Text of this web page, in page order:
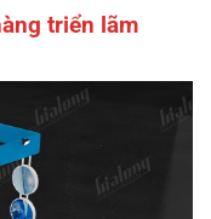
triển lãm